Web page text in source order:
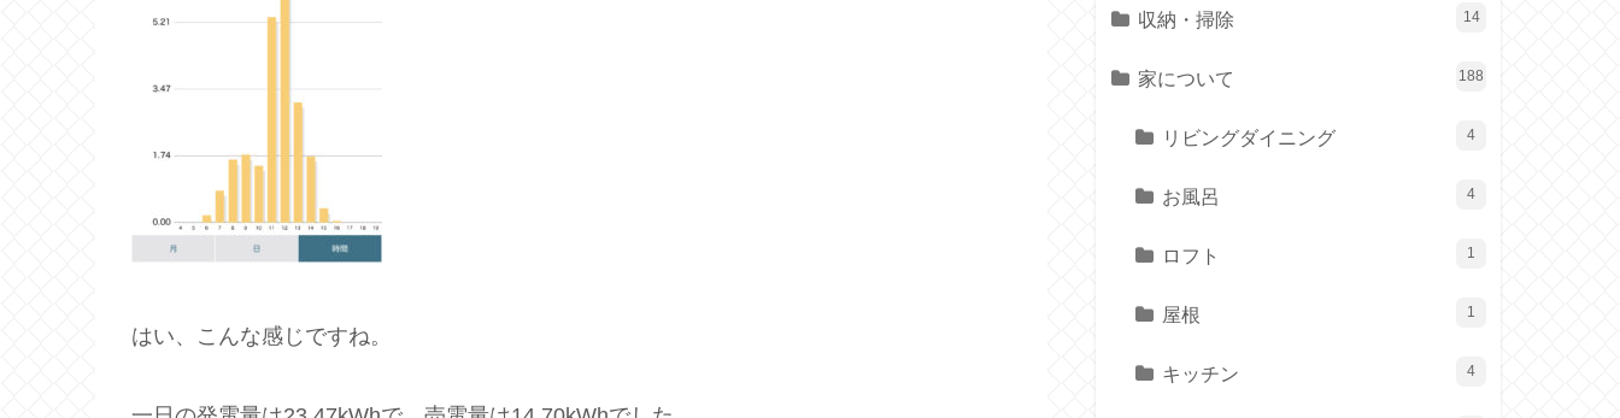
はい、こんな感じですね。
収納・掃除 14
家について 188
リビングダイニング 4
お風呂 4
ロフト 1
屋根 1
キッチン 4